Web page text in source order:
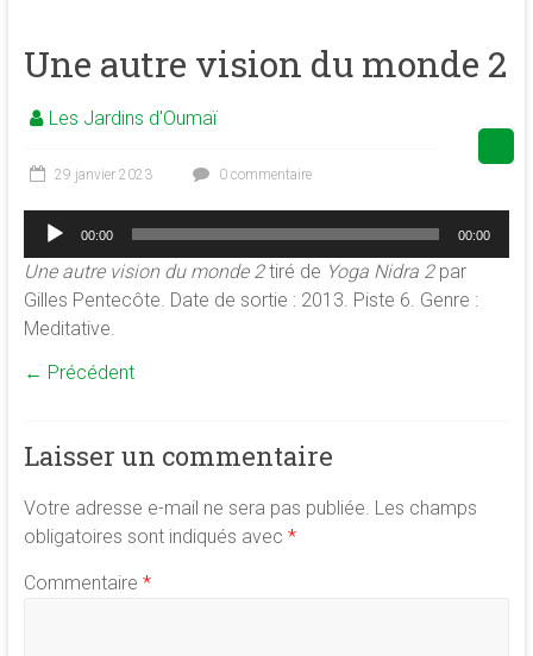
Site
de
conscience
de
développement
de
association
et
des
ressources
Une autre vision du monde 2
Les Jardins d'Oumaï
29 janvier 2023 0 commentaire
Lecteur
audio
00:00 00:00
Une autre vision du monde 2tiré de Yoga Nidra 2par
Gilles Pentecôte. Date de sortie : 2013. Piste 6. Genre :
Meditative.
← Précédent
Laisser un commentaire
Votre adresse e-mail ne sera pas publiée. Les champs
obligatoires sont indiqués avec *
Commentaire *